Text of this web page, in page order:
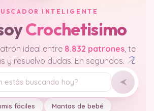
INTELIGENTE
Crochetisimo
ideal entre 8.832 patrones , te
y resuelvo dudas. En segundos.
fáciles Mantas de bebé